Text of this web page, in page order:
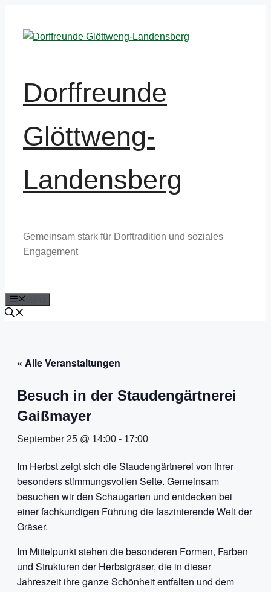
Inhalt
springen
Dorffreunde
Glöttweng-
Landensberg
Gemeinsam stark für Dorftradition und soziales
Engagement
« Alle Veranstaltungen
Besuch in der Staudengärtnerei
Gaißmayer
September 25 @ 14:00 - 17:00
Im Herbst zeigt sich die Staudengärtnerei von ihrer
besonders stimmungsvollen Seite. Gemeinsam
besuchen wir den Schaugarten und entdecken bei
einer fachkundigen Führung die faszinierende Welt der
Gräser.
Im Mittelpunkt stehen die besonderen Formen, Farben
und Strukturen der Herbstgräser, die in dieser
Jahreszeit ihre ganze Schönheit entfalten und dem